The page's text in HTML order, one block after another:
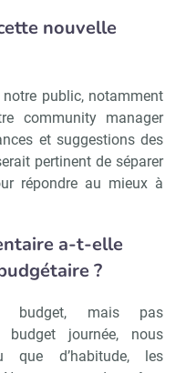
nouvelle
public, notamment
community manager
et suggestions des
pertinent de séparer
répondre au mieux à
a-t-elle
?
mais pas
budget journée, nous
que d’habitude, les